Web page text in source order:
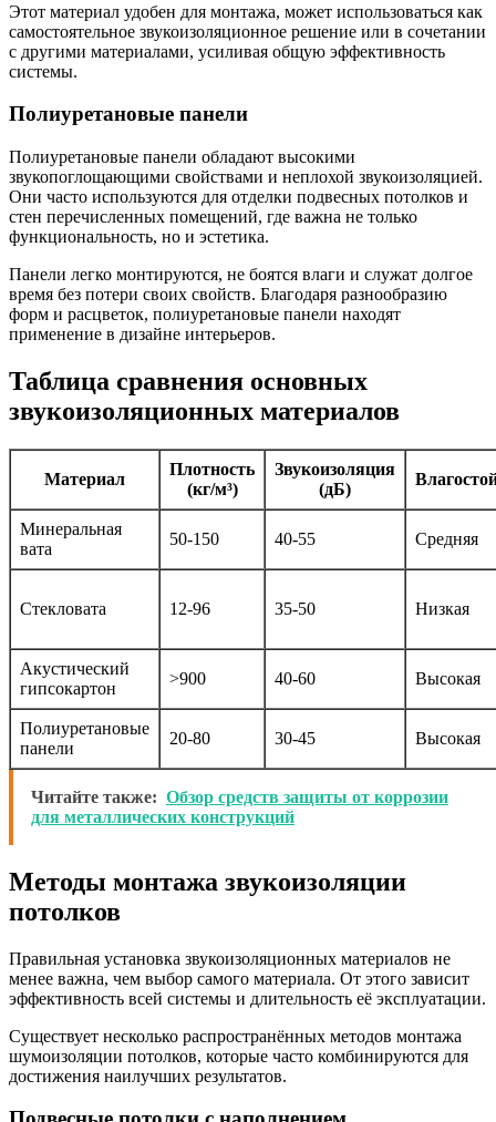
Этот материал удобен для монтажа, может использоваться как
самостоятельное звукоизоляционное решение или в сочетании
с другими материалами, усиливая общую эффективность
системы.
Полиуретановые панели
Полиуретановые панели обладают высокими
звукопоглощающими свойствами и неплохой звукоизоляцией.
Они часто используются для отделки подвесных потолков и
стен перечисленных помещений, где важна не только
функциональность, но и эстетика.
Панели легко монтируются, не боятся влаги и служат долгое
время без потери своих свойств. Благодаря разнообразию
форм и расцветок, полиуретановые панели находят
применение в дизайне интерьеров.
Таблица сравнения основных
звукоизоляционных материалов
Материал
Плотность
(кг/м³)
Звукоизоляция
(дБ)
Минеральная
вата
50-150 40-55 Средняя
Стекловата 12-96 35-50 Низкая
Акустический
гипсокартон
>900 40-60 Высокая
Полиуретановые
панели
20-80 30-45 Высокая
Читайте также: Обзор средств защиты от коррозии
для металлических конструкций
Методы монтажа звукоизоляции
потолков
Правильная установка звукоизоляционных материалов не
менее важна, чем выбор самого материала. От этого зависит
эффективность всей системы и длительность её эксплуатации.
Существует несколько распространённых методов монтажа
шумоизоляции потолков, которые часто комбинируются для
достижения наилучших результатов.